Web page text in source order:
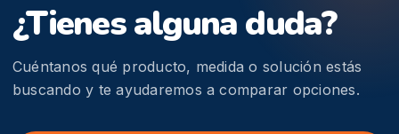
¿Tienes alguna duda?
Cuéntanos qué producto, medida o solución estás
buscando y te ayudaremos a comparar opciones.